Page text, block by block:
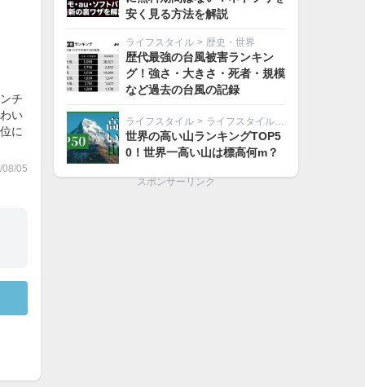
チ
い
に
08/05
安く見る方法を解説
ライフスタイル > 歴史・世界
歴代最強の台風被害ランキン
グ！強さ・大きさ・死者・規模
など過去の台風の記録
ライフスタイル > ライフスタイルその他
世界の高い山ランキングTOP5
0！世界一高い山は標高何m？
スポンサーリンク